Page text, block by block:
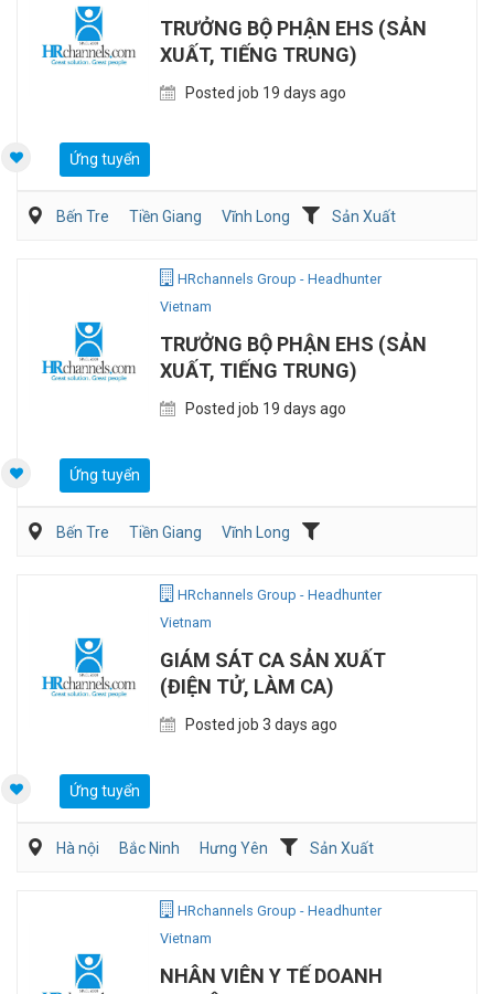
TRƯỞNG BỘ PHẬN EHS (SẢN
XUẤT, TIẾNG TRUNG)
Posted job 19 days ago
Ứng tuyển
Bến Tre Tiền Giang Vĩnh Long Sản Xuất
HRchannels Group - Headhunter
Vietnam
TRƯỞNG BỘ PHẬN EHS (SẢN
XUẤT, TIẾNG TRUNG)
Posted job 19 days ago
Ứng tuyển
Bến Tre Tiền Giang
Vĩnh Long
HRchannels Group - Headhunter
Vietnam
GIÁM SÁT CA SẢN XUẤT
(ĐIỆN TỬ, LÀM CA)
Posted job 3 days ago
Ứng tuyển
Hà nội Bắc Ninh Hưng Yên
Sản Xuất
HRchannels Group - Headhunter
Vietnam
NHÂN VIÊN Y TẾ DOANH